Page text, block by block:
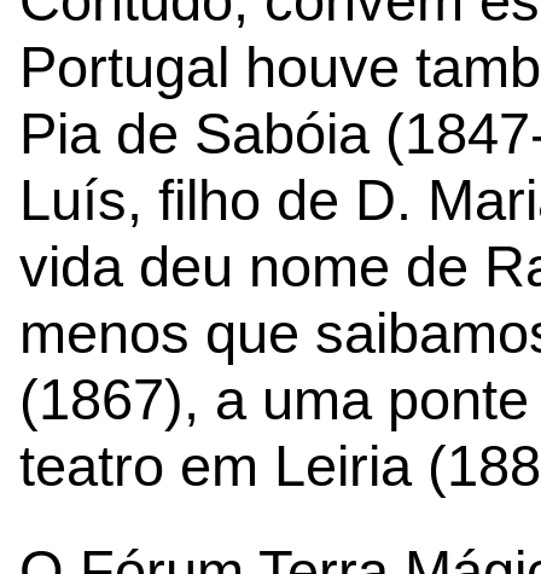
Portugal houve
Pia de Sabóia
Luís, filho de D.
vida deu nome de
menos que
(1867), a uma
teatro em Leiria